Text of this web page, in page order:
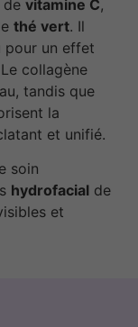
de vitamine C,
thé vert. Il
pour un effet
collagène
tandis que
la
et unifié.
soin
hydrofacial de
et